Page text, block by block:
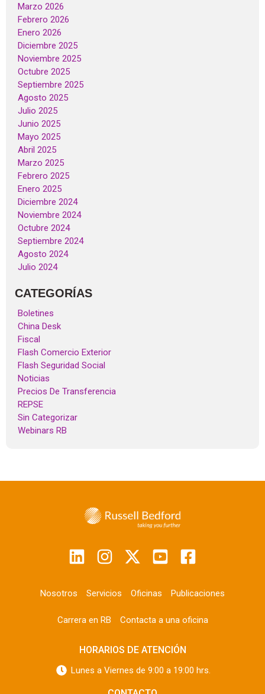
Marzo 2026
Febrero 2026
Enero 2026
Diciembre 2025
Noviembre 2025
Octubre 2025
Septiembre 2025
Agosto 2025
Julio 2025
Junio 2025
Mayo 2025
Abril 2025
Marzo 2025
Febrero 2025
Enero 2025
Diciembre 2024
Noviembre 2024
Octubre 2024
Septiembre 2024
Agosto 2024
Julio 2024
CATEGORÍAS
Boletines
China Desk
Fiscal
Flash Comercio Exterior
Flash Seguridad Social
Noticias
Precios De Transferencia
REPSE
Sin Categorizar
Webinars RB
Nosotros Servicios Oficinas Publicaciones
Carrera en RB Contacta a una oficina
HORARIOS DE ATENCIÓN
Lunes a Viernes de 9:00 a 19:00 hrs.